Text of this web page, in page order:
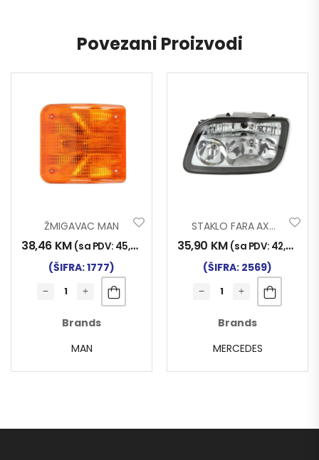
Povezani Proizvodi
ŽMIGAVAC MAN
38,46 KM (sa PDV: 45,00
(ŠIFRA: 1777)
Brands
MAN
STAKLO FARA AXOR MP2 LIJEVO
35,90 KM (sa PDV: 42,00
(ŠIFRA: 2569)
Brands
MERCEDES